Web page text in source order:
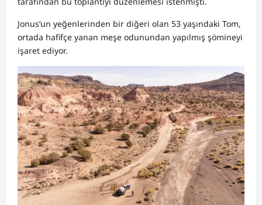
Jonus’un yeğenlerinden bir diğeri olan 53 yaşındaki Tom,
ortada hafifçe yanan meşe odunundan yapılmış şömineyi
işaret ediyor.